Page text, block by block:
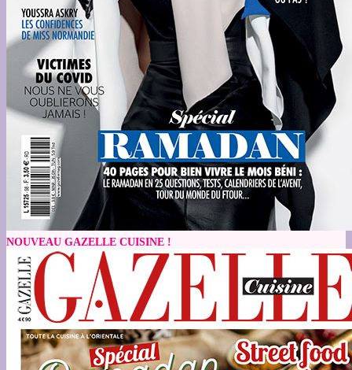
NOUVEAU GAZELLE CUISINE !